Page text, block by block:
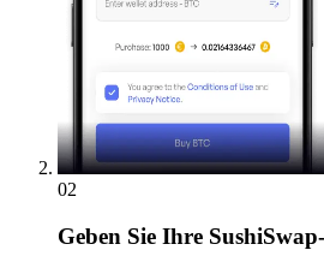
02
Geben Sie Ihre